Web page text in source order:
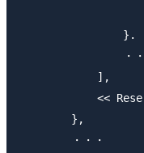
                }.
・・
            ],
<<
        },
        ・・・